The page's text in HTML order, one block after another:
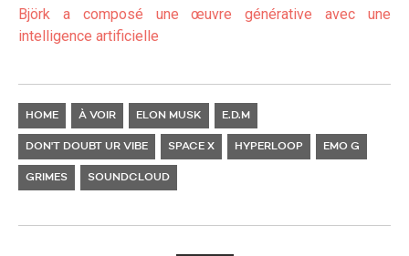
Björk a composé une œuvre générative avec une
intelligence artificielle
HOME À VOIR ELON MUSK E.D.M
DON'T DOUBT UR VIBE SPACE X HYPERLOOP EMO G
GRIMES SOUNDCLOUD